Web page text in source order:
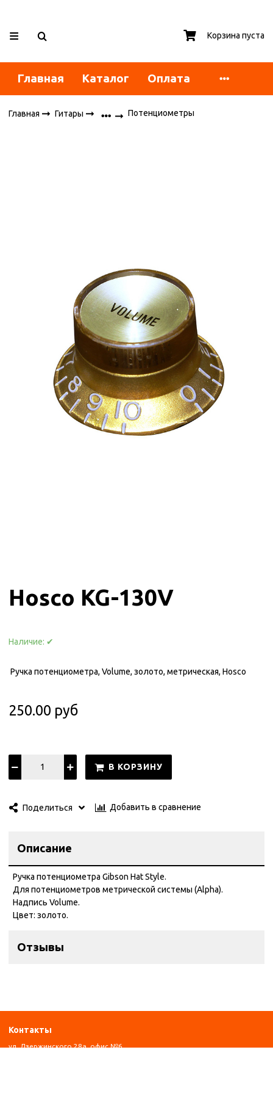
Корзина пуста
Главная Каталог Оплата
Главная Гитары Потенциометры
Hosco KG-130V
Наличие: ✔
Ручка потенциометра, Volume, золото, метрическая, Hosco
250.00 руб
В КОРЗИНУ
Поделиться Добавить в сравнение
Описание
Ручка потенциометра Gibson Hat Style.
Для потенциометров метрической системы (Alpha).
Надпись Volume.
Цвет: золото.
Отзывы
Контакты
ул. Дзержинского 28а, офис №6